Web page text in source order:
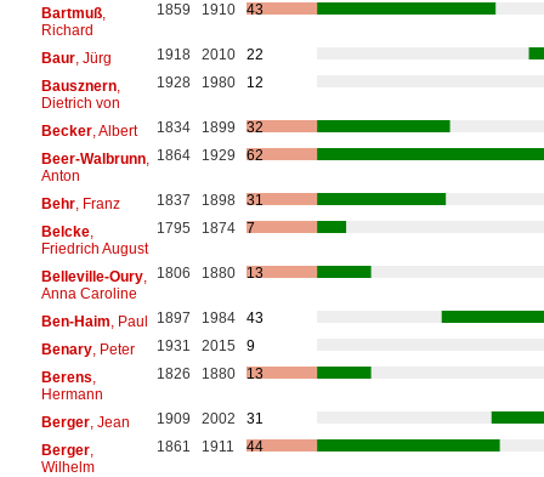
Bartmuß,
Richard
1859 1910 43
Baur, Jürg 1918 2010
22
Bausznern,
Dietrich von
1928 1980 12
Becker, Albert 1834 1899
32
Beer-Walbrunn,
Anton
1864 1929 62
Behr, Franz 1837 1898
31
Belcke,
Friedrich August
1795 1874 7
Belleville-Oury,
Anna Caroline
1806 1880 13
Ben-Haim, Paul 1897 1984
43
Benary, Peter 1931 2015
9
Berens,
Hermann
1826 1880 13
Berger, Jean 1909 2002
31
Berger,
Wilhelm
1861 1911 44